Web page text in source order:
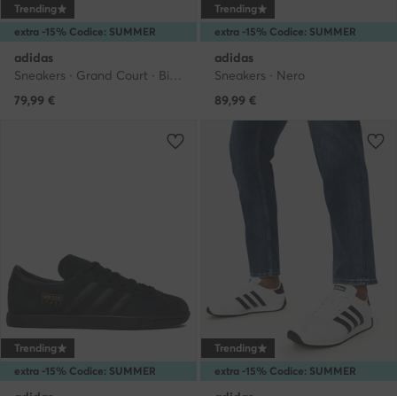
extra -15% Codice: SUMMER
Trending
adidas
Sneakers · Grand Court · Bianco
79,99 €
extra -15% Codice: SUMMER
Trending
adidas
Sneakers · Nero
89,99 €
extra -15% Codice: SUMMER
Trending
extra -15% Codice: SUMMER
Trending